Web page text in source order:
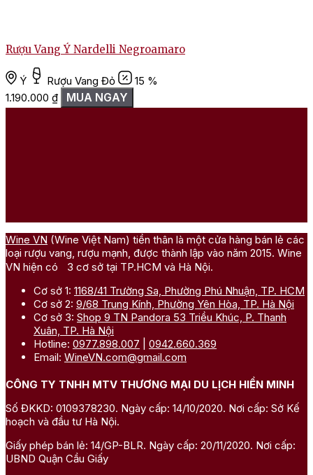
Rượu Vang Ý Nardelli Negroamaro
Ý Rượu Vang Đỏ
15 %
1.190.000 ₫ MUA NGAY
Wine VN (Wine Việt Nam) tiền thân là một cửa hàng bán lẻ các
loại rượu vang, rượu mạnh, được thành lập vào năm 2015. Wine
VN hiện có 3 cơ sở tại TP.HCM và Hà Nội.
Cơ sở 1: 1168/41 Trường Sa, Phường Phú Nhuận, TP. HCM
Cơ sở 2: 9/68 Trung Kính, Phường Yên Hòa, TP. Hà Nội
Cơ sở 3: Shop 9 TN Pandora 53 Triều Khúc, P. Thanh
Xuân, TP. Hà Nội
Hotline: 0977.898.007
0942.660.369
Email: WineVN.com@gmail.com
CÔNG TY TNHH MTV THƯƠNG MẠI DU LỊCH HIỀN MINH
Số ĐKKD: 0109378230. Ngày cấp: 14/10/2020. Nơi cấp: Sở Kế
hoạch và đầu tư Hà Nội.
Giấy phép bán lẻ: 14/GP-BLR. Ngày cấp: 20/11/2020. Nơi cấp:
UBND Quận Cầu Giấy